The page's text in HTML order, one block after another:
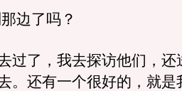
边了吗？
过了，我去探访他们，还
。还有一个很好的，就是